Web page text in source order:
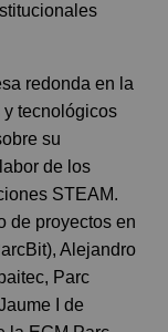
redonda en la
tecnológicos
su
de los
STEAM.
de proyectos en
Alejandro
Parc
I de